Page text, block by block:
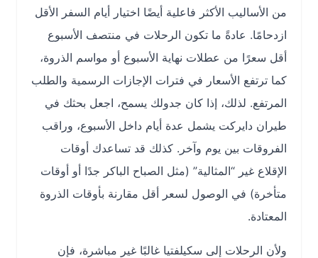
من الأساليب الأكثر فاعلية أيضًا اختيار أيام السفر الأقل
ازدحامًا. عادةً ما تكون الرحلات في منتصف الأسبوع
أقل سعرًا من عطلات نهاية الأسبوع أو مواسم الذروة،
كما ترتفع الأسعار في فترات الإجازات الرسمية والطلب
المرتفع. لذلك، إذا كان جدولك يسمح، اجعل بحثك في
طيران دايركت يشمل عدة أيام داخل الأسبوع، وراقب
الفروقات بين يوم وآخر. كذلك قد تساعدك أوقات
الإقلاع غير “المثالية” (مثل الصباح الباكر جدًا أو أوقات
متأخرة) في الوصول لسعر أقل مقارنة بأوقات الذروة
المعتادة.
ولأن الرحلات إلى سكيلفتيا غالبًا غير مباشرة، فإن